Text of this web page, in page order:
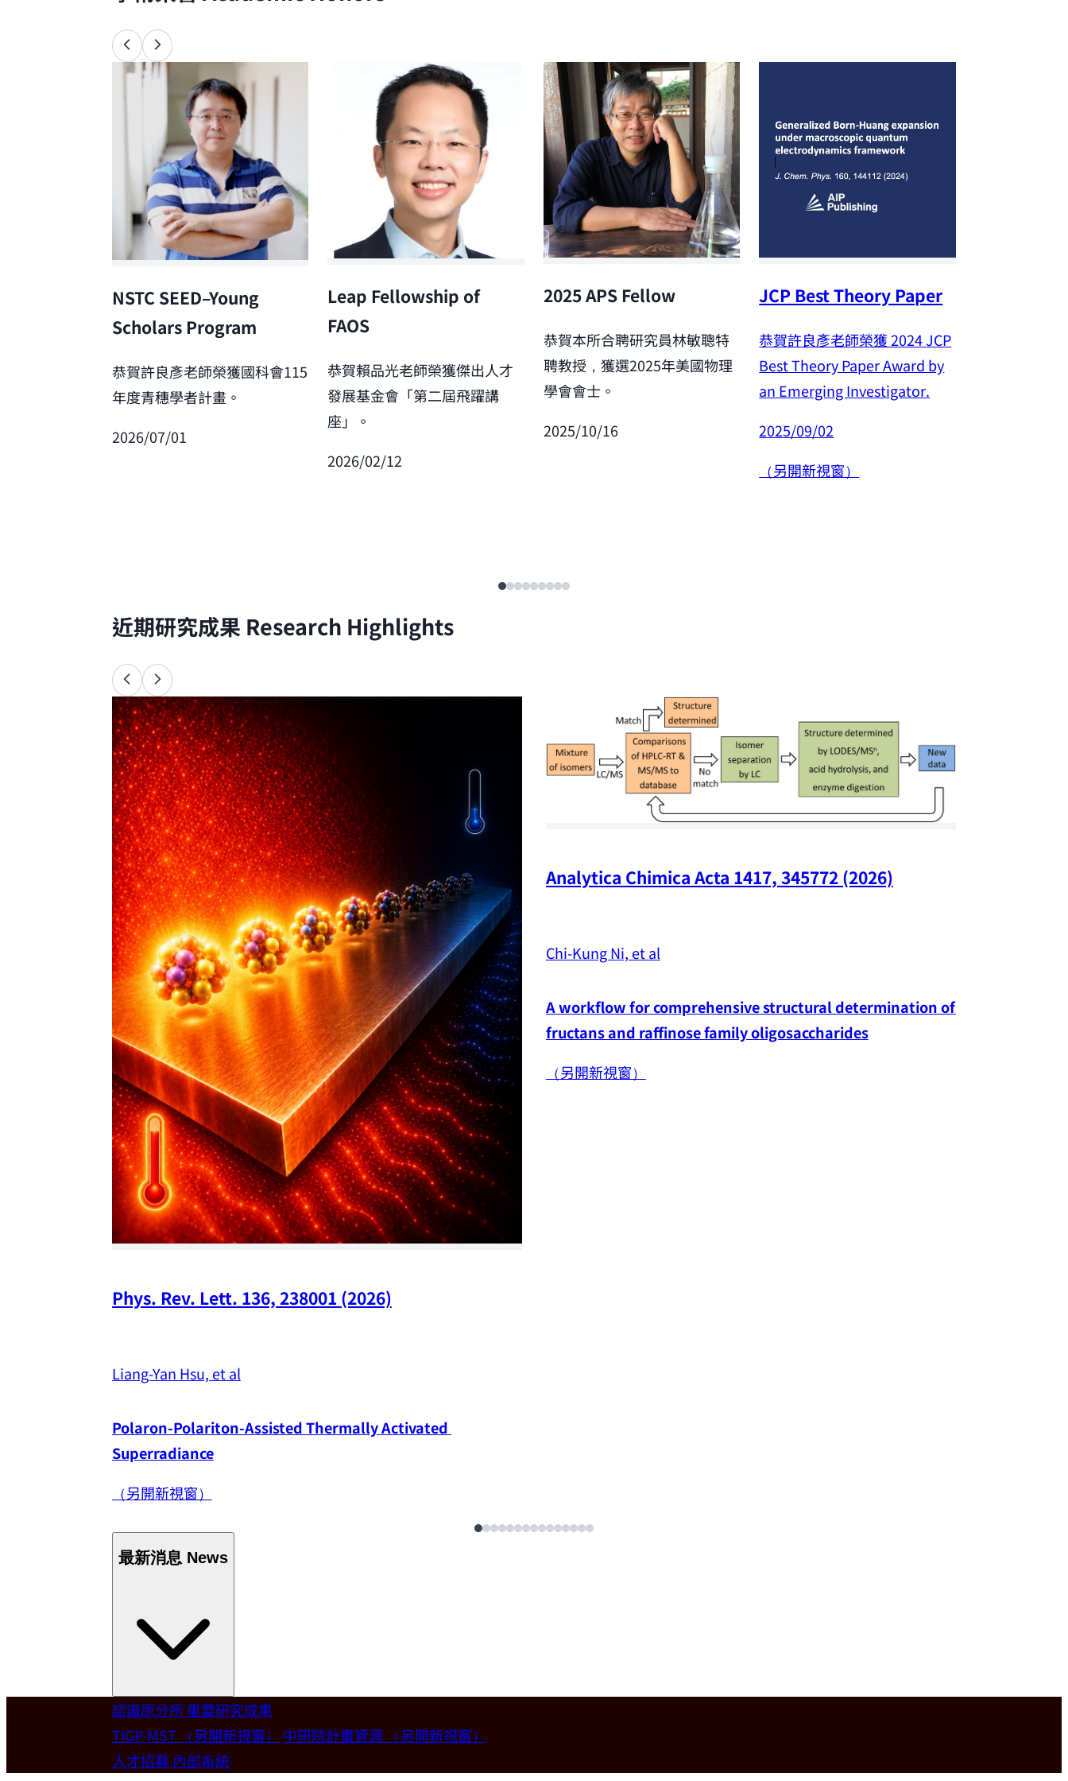
NSTC SEED–Young
Scholars Program
恭賀許良彥老師榮獲國科會115
年度青穗學者計畫。
2026/07/01
Leap Fellowship of
FAOS
恭賀賴品光老師榮獲傑出人才
發展基金會「第二屆飛躍講
座」。
2026/02/12
2025 APS Fellow
恭賀本所合聘研究員林敏聰特
聘教授，獲選2025年美國物理
學會會士。
2025/10/16
JCP Best Theory Paper
恭賀許良彥老師榮獲 2024JCP
Best Theory Paper Award by
an Emerging Investigator.
2025/09/02
（另開新視窗）
近期研究成果 Research Highlights
Phys. Rev. Lett. 136, 238001 (2026)
Liang-Yan Hsu, et al
Polaron-Polariton-Assisted Thermally Activated
Superradiance
（另開新視窗）
Analytica Chimica Acta 1417, 345772 (2026)
Chi-Kung Ni, et al
A workflow for comprehensive structural determination of
fructans and raffinose family oligosaccharides
（另開新視窗）
最新消息 News
Welcome
歡迎本所新聘合聘研究員陳俊維特聘教授 (國立台灣大學材料科學與工程學系)。2026-07-14
認識原分所重要研究成果
TIGP-MST （另開新視窗） 中研院計畫資源 （另開新視窗）
人才招募 內部系統